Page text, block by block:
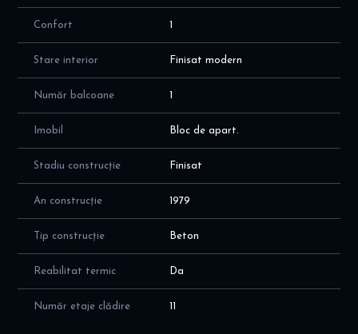
Confort 1
Stare interior Finisat modern
Număr balcoane 1
Imobil Bloc de apart.
Stadiu construcție Finisat
An construcție 1979
Tip construcție Beton
Reabilitat termic Da
Număr etaje clădire 11